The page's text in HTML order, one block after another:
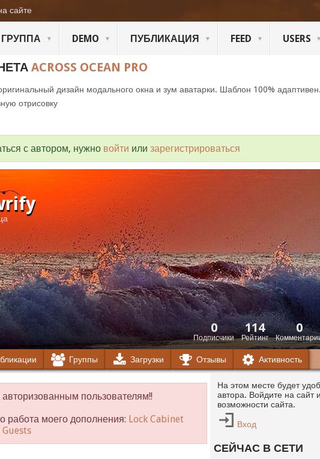
ГРУППА DEMO ПУБЛИКАЦИЯ FEED USERS
ACROSS OCEAN PRO
дизайн модального окна и зум аватарки. Шаблон 100%
отрисовку
с автором, нужно войти или зарегистрироваться
Подписчики
0
Рейтинг
114 0
Группы Загрузки Отзывы Активность
пользователям!!
работа моего дополнения: Lock Cabinet
На этом месте будет
автора. Войдите на сайт
возможности сайта.
Вход
СЕЙЧАС В СЕТИ
сайте